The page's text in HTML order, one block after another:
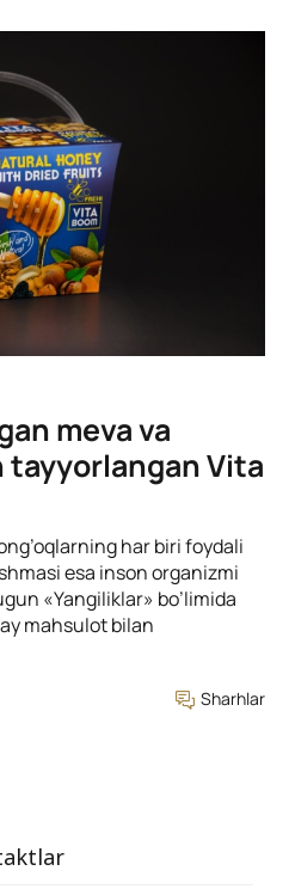
meva va
tayyorlangan Vita
har biri foydali
esa inson organizmi
«Yangiliklar» bo’limida
mahsulot bilan
Sharhlar